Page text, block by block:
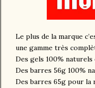
Le plus de la marque
une gamme très
Des gels 100% naturels
Des barres 56g 100%
Des barres 65g pour la